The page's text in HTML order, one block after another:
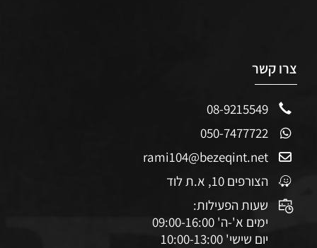
צרו קשר
08-9215549
050-7477722
rami104@bezeqint.net
הצורפים 10, א.ת לוד
שעות הפעילות:
ימים א'-ה' 09:00-16:00
יום שישי' 10:00-13:00